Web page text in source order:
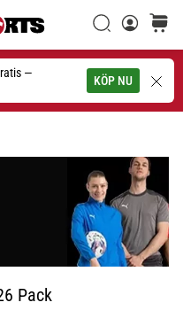
—
KÖP NU
Sök
Sök
Pack